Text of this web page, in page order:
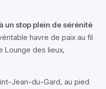
un stop plein de sérénité
havre de paix au fil
Lounge des lieux,
Jean-du-Gard, au pied